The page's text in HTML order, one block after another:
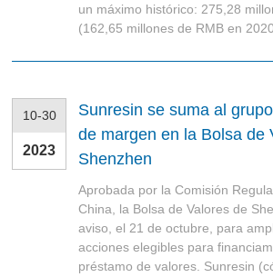
un máximo histórico: 275,28
(162,65 millones de RMB en
10-30
2023
Sunresin se suma al
de margen en la Bolsa de
Shenzhen
Aprobada por la Comisión
China, la Bolsa de Valores de
aviso, el 21 de octubre, para
acciones elegibles para
préstamo de valores. Sunresin